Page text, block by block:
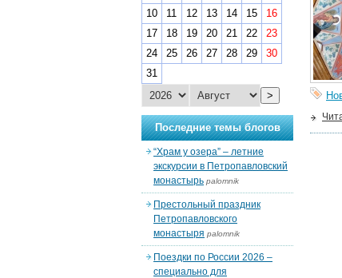
10
11 12 13 14 15
16
17
18 19 20 21 22
23
24
25 26 27 28 29
30
31
>
Последние темы блогов
“Храм у озера” – летние
экскурсии в Петропавловский
монастырь palomnik
Престольный праздник
Петропавловского
монастыря palomnik
Поездки по России 2026 –
специально для